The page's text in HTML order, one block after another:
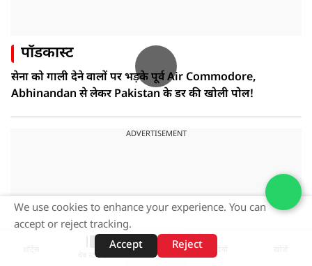
पॉडकास्ट
सेना को गाली देने वालों पर भड़के पूर्व Air Commodore,
Abhinandan से लेकर Pakistan के डर की खोली पोल!
ADVERTISEMENT
वेब स्टोरीज़
We use cookies to enhance your experience. You can
accept or reject tracking.
Accept
Reject